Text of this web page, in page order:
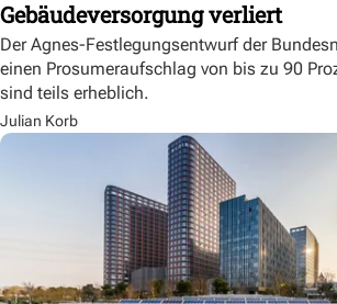
Gebäudeversorgung verliert
Der Agnes-Festlegungsentwurf der
einen Prosumeraufschlag von bis zu 90
sind teils erheblich.
Julian Korb